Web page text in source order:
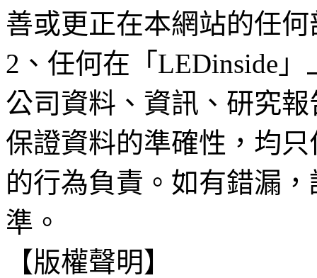
善或更正在本網站的任
2、任何在「LEDinside
公司資料、資訊、研究
保證資料的準確性，均
的行為負責。如有錯漏
準。
【版權聲明】